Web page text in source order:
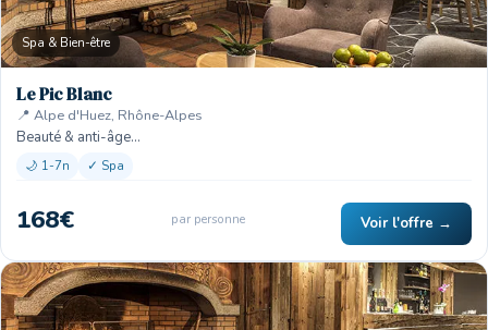
Spa & Bien-être
Le Pic Blanc
📍 Alpe d'Huez, Rhône-Alpes
Beauté & anti-âge…
🌙 1-7n ✓ Spa
168€ par personne Voir l'offre →